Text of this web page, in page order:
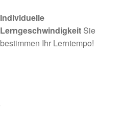
Individuelle
LerngeschwindigkeitSie
bestimmen Ihr Lerntempo!